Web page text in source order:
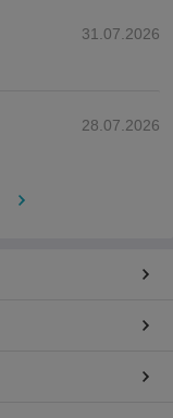
31.07.2026
28.07.2026